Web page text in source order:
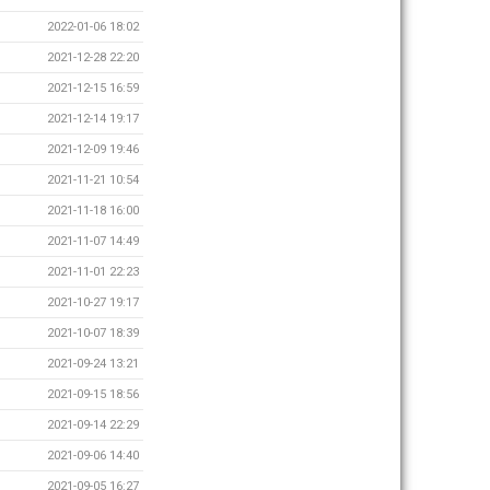
2022-01-06 18:02
2021-12-28 22:20
2021-12-15 16:59
2021-12-14 19:17
2021-12-09 19:46
2021-11-21 10:54
2021-11-18 16:00
2021-11-07 14:49
2021-11-01 22:23
2021-10-27 19:17
2021-10-07 18:39
2021-09-24 13:21
2021-09-15 18:56
2021-09-14 22:29
2021-09-06 14:40
2021-09-05 16:27